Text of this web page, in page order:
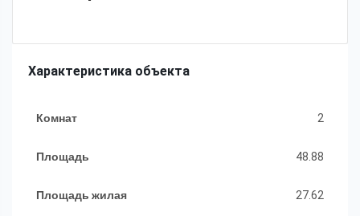
Характеристика объекта
Комнат 2
Площадь 48.88
Площадь жилая 27.62